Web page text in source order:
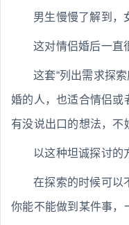
男生慢慢了解到，
这对情侣婚后一直
这套“列出需求探
婚的人，也适合情侣或
有没说出口的想法，不
以这种坦诚探讨的
在探索的时候可以
你能不能做到某件事，